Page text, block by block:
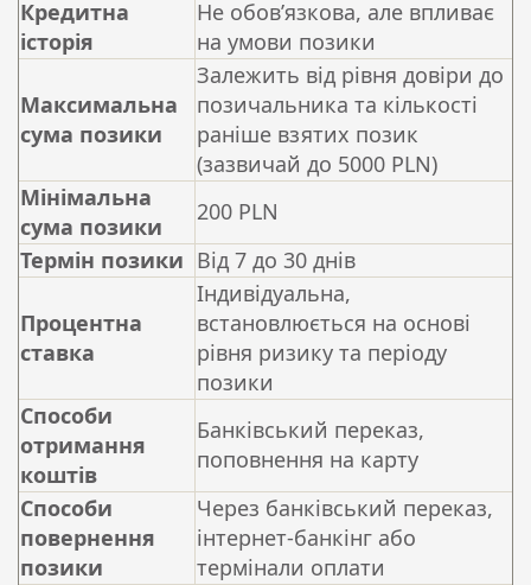
Кредитна
історія
Не обов’язкова, але впливає
на умови позики
Максимальна
сума позики
Залежить від рівня довіри до
позичальника та кількості
раніше взятих позик
(зазвичай до 5000 PLN)
Мінімальна
сума позики
200 PLN
Термін позики Від 7 до 30 днів
Процентна
ставка
Індивідуальна,
встановлюється на основі
рівня ризику та періоду
позики
Способи
отримання
коштів
Банківський переказ,
поповнення на карту
Способи
повернення
позики
Через банківський переказ,
інтернет-банкінг або
термінали оплати